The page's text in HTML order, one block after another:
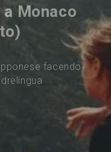
Monaco
facendo